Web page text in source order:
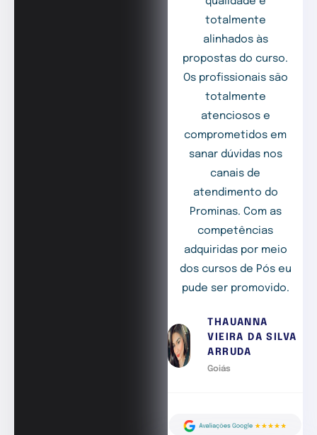
totalmente
alinhados às
propostas do curso.
Os profissionais são
totalmente
atenciosos e
comprometidos em
sanar dúvidas nos
canais de
atendimento do
Prominas. Com as
competências
adquiridas por meio
dos cursos de Pós eu
pude ser promovido.
THAUANNA
VIEIRA DA SILVA
ARRUDA
Goiás